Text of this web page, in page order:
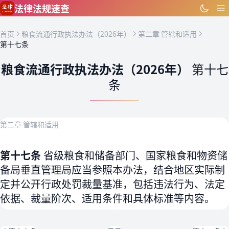
跳到主要内容
法律法规速查
首页 粮食流通行政执法办法（2026年）
第二章 管辖和适用
第十七条
粮食流通行政执法办法（2026年） 第十七
条
第二章 管辖和适用
第十七条 省级粮食和储备部门、国家粮食和物资储
备局垂直管理局应当参照本办法，结合地区实际制
定并公开行政处罚裁量基准，包括违法行为、法定
依据、裁量阶次、适用条件和具体标准等内容。